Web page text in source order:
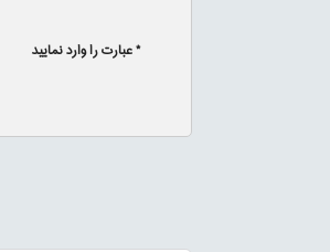
* عبارت را وارد نمایید